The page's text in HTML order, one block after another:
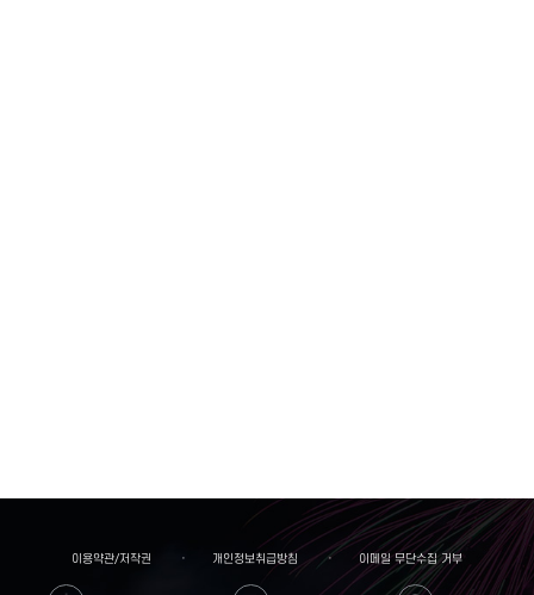
이용약관/저작권 개인정보취급방침 이메일 무단수집 거부